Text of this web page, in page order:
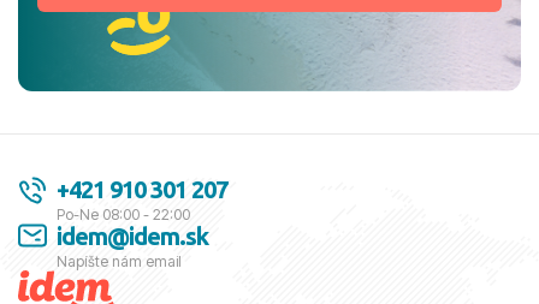
+421 910 301 207
Po-Ne 08:00 - 22:00
idem@idem.sk
Napíšte nám email